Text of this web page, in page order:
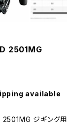
2501MG
available
2501MG ジギン